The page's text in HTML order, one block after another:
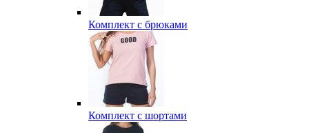
Комплект с брюками
Комплект с шортами